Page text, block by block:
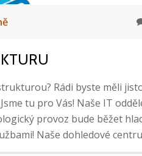
Rádi byste měli
tu pro Vás! Naše IT
provoz bude běžet
Naše dohledové